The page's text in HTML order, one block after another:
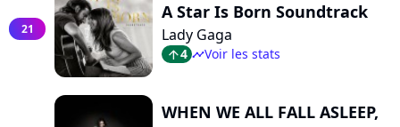
21
A Star Is Born Soundtrack
Lady Gaga
arrow_top4 timelineVoir les stats
WHEN WE ALL FALL ASLEEP,